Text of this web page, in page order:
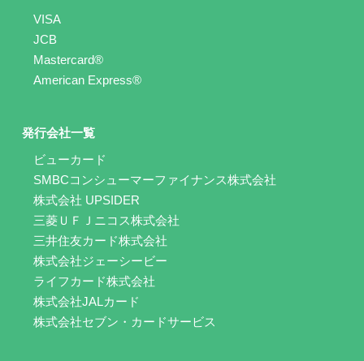
VISA
JCB
Mastercard®
American Express®
発行会社一覧
ビューカード
SMBCコンシューマーファイナンス株式会社
株式会社 UPSIDER
三菱ＵＦＪニコス株式会社
三井住友カード株式会社
株式会社ジェーシービー
ライフカード株式会社
株式会社JALカード
株式会社セブン・カードサービス